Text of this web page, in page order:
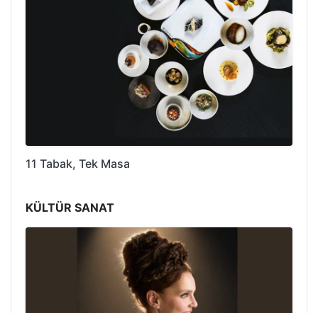
11 Tabak, Tek Masa
KÜLTÜR SANAT